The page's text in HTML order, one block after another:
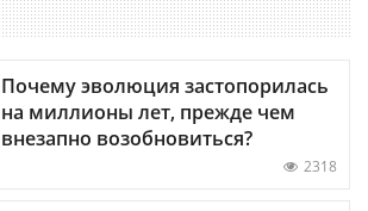
Почему эволюция застопорилась
на миллионы лет, прежде чем
внезапно возобновиться?
2318